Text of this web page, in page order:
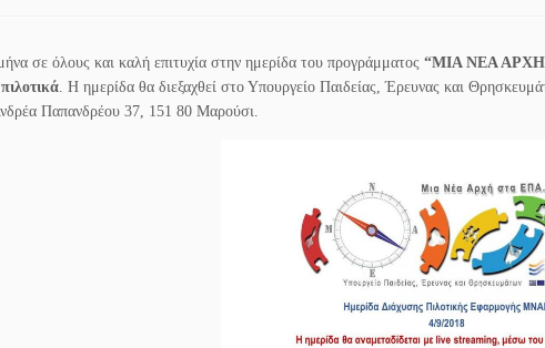
σε όλους και καλή επιτυχία στην ημερίδα του προγράμματος “ΜΙΑ ΝΕΑ
. Η ημερίδα θα διεξαχθεί στο Υπουργείο Παιδείας, Έρευνας και
Παπανδρέου 37, 151 80 Μαρούσι.